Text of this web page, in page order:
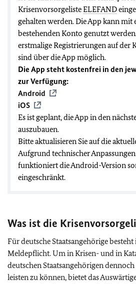
KrisenvorsorgelisteELEFAND
gehalten werden. Die App kann mit
bestehenden Konto genutzt
erstmalige Registrierungen auf der
sind über die App möglich.
Die App steht kostenfrei in den
zur Verfügung:
Android
iOS
Es ist geplant, die App in den
auszubauen.
Bitte aktualisieren Sie auf die
Aufgrund technischer
funktioniert die Android-Version
eingeschränkt.
Was ist die
Für deutsche Staatsangehörige
Meldepflicht. Um in Krisen- und in
deutschen Staatsangehörigen
leisten zu können, bietet das